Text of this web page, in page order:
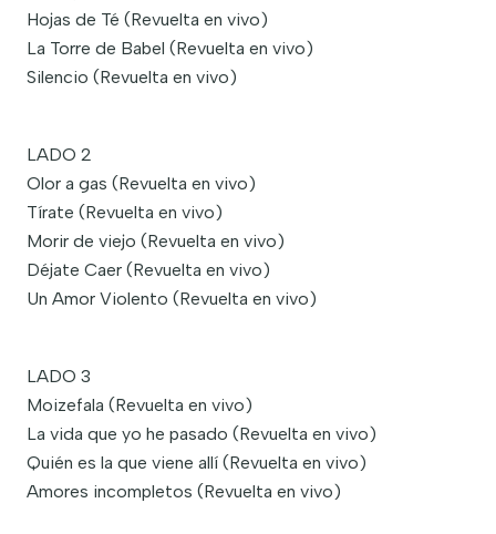
Hojas de Té (Revuelta en vivo)
La Torre de Babel (Revuelta en vivo)
Silencio (Revuelta en vivo)
LADO 2
Olor a gas (Revuelta en vivo)
Tírate (Revuelta en vivo)
Morir de viejo (Revuelta en vivo)
Déjate Caer (Revuelta en vivo)
Un Amor Violento (Revuelta en vivo)
LADO 3
Moizefala (Revuelta en vivo)
La vida que yo he pasado (Revuelta en vivo)
Quién es la que viene allí (Revuelta en vivo)
Amores incompletos (Revuelta en vivo)